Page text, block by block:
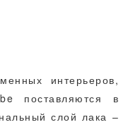
интерьеров,
поставляются в
слой лака –